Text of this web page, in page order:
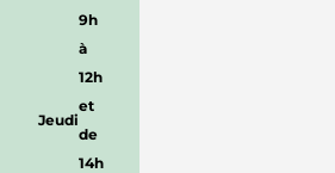
Jeudi
9h
à
12h
et
de
14h